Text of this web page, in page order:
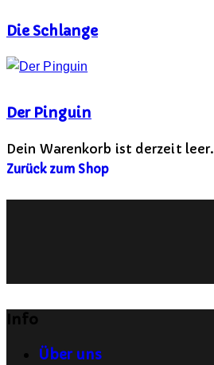
Die Schlange
Der Pinguin
Dein Warenkorb ist derzeit leer.
Zurück zum Shop
Info
Über uns